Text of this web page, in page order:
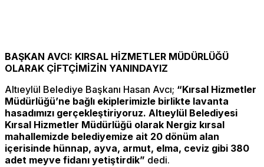
BAŞKAN AVCI: KIRSAL HİZMETLER MÜDÜRLÜĞÜ
OLARAK ÇİFTÇİMİZİN YANINDAYIZ
Altıeylül Belediye Başkanı Hasan Avcı; “Kırsal Hizmetler
Müdürlüğü’ne bağlı ekiplerimizle birlikte lavanta
hasadımızı gerçekleştiriyoruz. Altıeylül Belediyesi
Kırsal Hizmetler Müdürlüğü olarak Nergiz kırsal
mahallemizde belediyemize ait 20 dönüm alan
içerisinde hünnap, ayva, armut, elma, ceviz gibi 380
adet meyve fidanı yetiştirdik” dedi.